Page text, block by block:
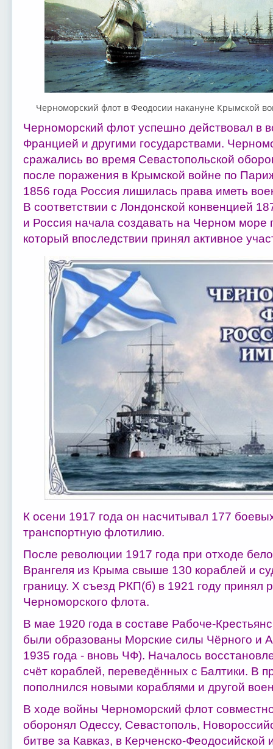
Черноморский флот в Феодосии накануне Крымской
Черноморский флот успешно действовал в
Францией и другими государствами.
сражались во время Севастопольской
после поражения в Крымской войне по
1856 года Россия лишилась права иметь
В соответствии с Лондонской конвенцией
и Россия начала создавать на Черном
который впоследствии принял активное
К осени 1917 года он насчитывал 177
транспортную флотилию.
После революции 1917 года при отходе
Врангеля из Крыма свыше 130 кораблей и
границу. Х съезд РКП(б) в 1921 году принял
Черноморского флота.
В мае 1920 года в составе Рабоче-
были образованы Морские силы Чёрного и
1935 года - вновь ЧФ). Началось
счёт кораблей, переведённых с Балтики. В
пополнился новыми кораблями и другой
В ходе войны Черноморский флот
оборонял Одессу, Севастополь,
битве за Кавказ, в Керченско-Феодосийской